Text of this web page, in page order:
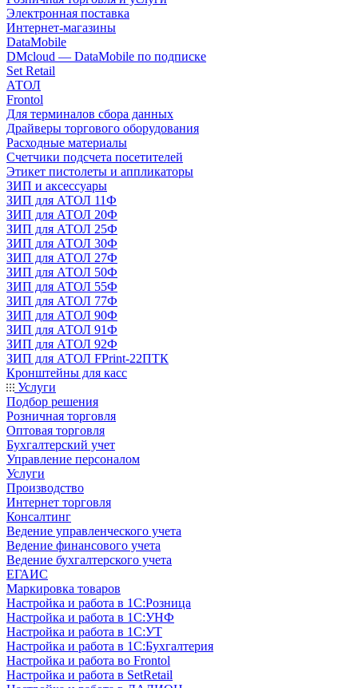
Электронная поставка
Интернет-магазины
DataMobile
DMcloud — DataMobile по подписке
Set Retail
АТОЛ
Frontol
Для терминалов сбора данных
Драйверы торгового оборудования
Расходные материалы
Счетчики подсчета посетителей
Этикет пистолеты и аппликаторы
ЗИП и аксессуары
ЗИП для АТОЛ 11Ф
ЗИП для АТОЛ 20Ф
ЗИП для АТОЛ 25Ф
ЗИП для АТОЛ 30Ф
ЗИП для АТОЛ 27Ф
ЗИП для АТОЛ 50Ф
ЗИП для АТОЛ 55Ф
ЗИП для АТОЛ 77Ф
ЗИП для АТОЛ 90Ф
ЗИП для АТОЛ 91Ф
ЗИП для АТОЛ 92Ф
ЗИП для АТОЛ FPrint-22ПТК
Кронштейны для касс
Услуги
Подбор решения
Розничная торговля
Оптовая торговля
Бухгалтерский учет
Управление персоналом
Услуги
Производство
Интернет торговля
Консалтинг
Ведение управленческого учета
Ведение финансового учета
Ведение бухгалтерского учета
ЕГАИС
Маркировка товаров
Настройка и работа в 1С:Розница
Настройка и работа в 1С:УНФ
Настройка и работа в 1С:УТ
Настройка и работа в 1С:Бухгалтерия
Настройка и работа во Frontol
Настройка и работа в SetRetail